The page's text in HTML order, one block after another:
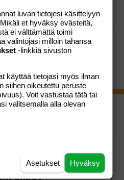
EHDOT
luvan tietojesi käsittelyyn
et hyväksy evästeitä,
ei välttämättä toimi
valintojasi milloin tahansa
-linkkiä sivuston
käyttää tietojasi myös ilman
siihen oikeutettu peruste
Voit vastustaa tätä tai
valitsemalla alla olevan
Hyväksy
Asetukset